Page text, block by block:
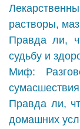
растворы,
Правда ли,
судьбу и
Миф:
сумасшествия
Правда ли,
домашних